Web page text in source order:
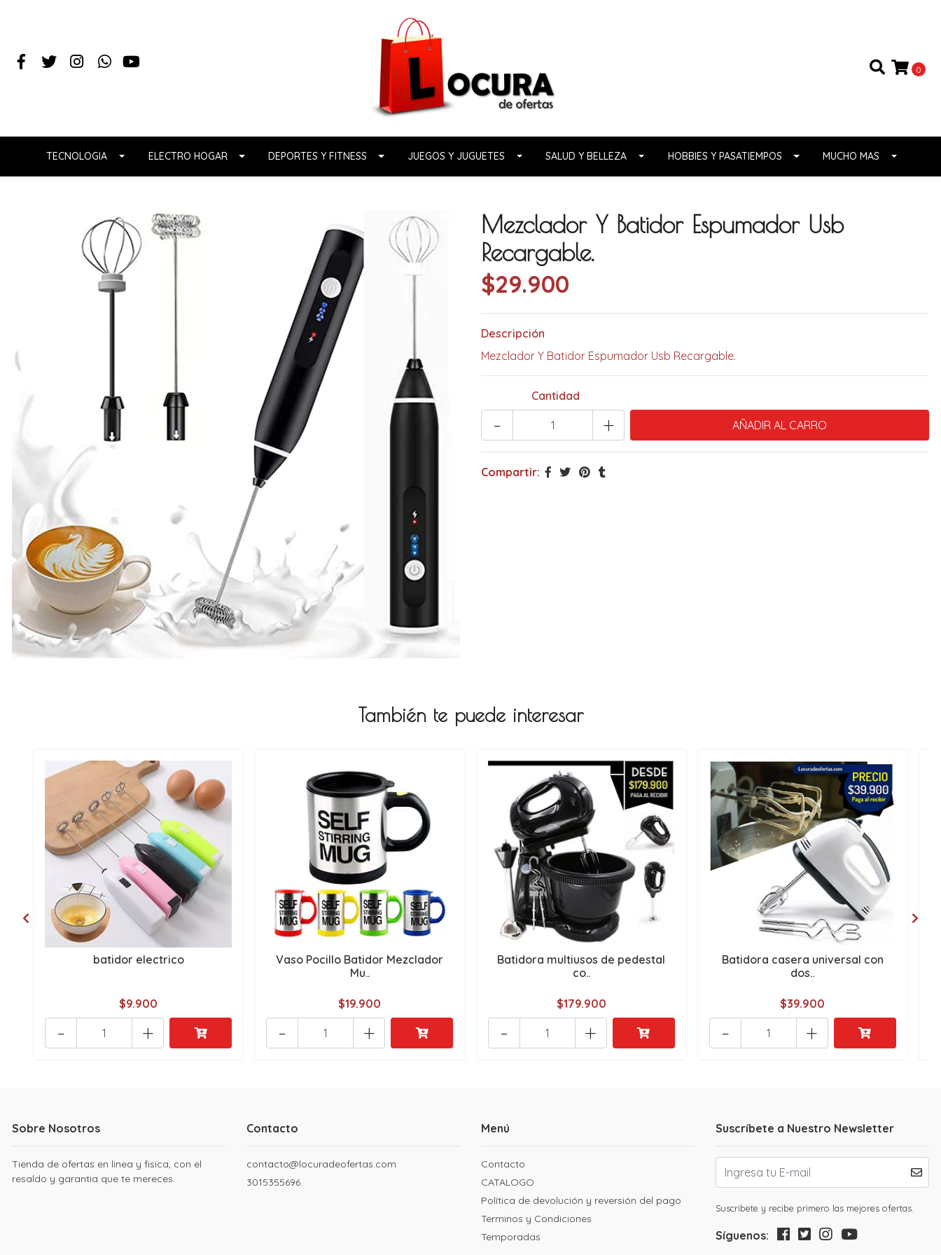
0
TECNOLOGIA ELECTRO HOGAR DEPORTES Y FITNESS JUEGOS Y JUGUETES SALUD Y BELLEZA HOBBIES Y PASATIEMPOS MUCHO MAS
Mezclador Y Batidor Espumador Usb
Recargable.
$29.900
Descripción
Mezclador Y Batidor Espumador Usb Recargable.
Cantidad
+
-
Compartir:
También te puede interesar
batidor electrico
$9.900
+
-
Vaso Pocillo Batidor Mezclador
Mu..
$19.900
+
-
Batidora multiusos de pedestal
co..
$179.900
+
-
Batidora casera universal con
dos..
$39.900
+
-
Sobre Nosotros
Tienda de ofertas en linea y fisica, con el
resaldo y garantia que te mereces.
Contacto
contacto@locuradeofertas.com
3015355696
Menú
Contacto
CATALOGO
Política de devolución y reversión del pago
Terminos y Condiciones
Temporadas
Suscríbete a Nuestro Newsletter
Suscribete y recibe primero las mejores ofertas.
Síguenos: